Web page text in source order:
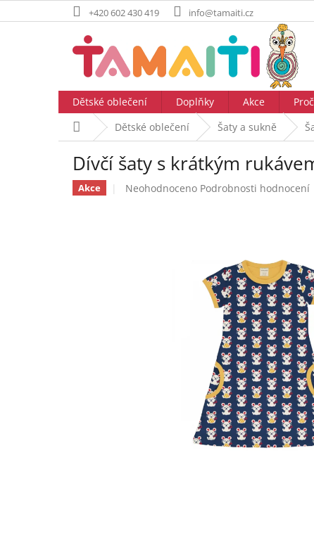
na
+420 602 430 419 info@tamaiti.cz
Dětské oblečení Doplňky Akce
Domů Dětské oblečení Šaty a sukně
Dívčí šaty s krátkým
Akce
Průměrné
Neohodnoceno Podrobnosti hodnocení